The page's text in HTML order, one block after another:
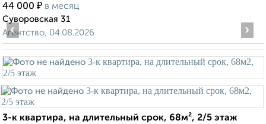
44 000 ₽ в месяц
Суворовская 31
Агентство, 04.08.2026
‹ ›
3-к квартира, на длительный срок, 68м², 2/5 этаж